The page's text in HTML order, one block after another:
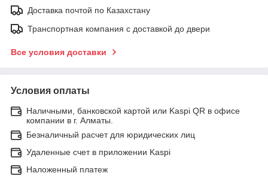
Доставка почтой по Казахстану
Транспортная компания с доставкой до двери
Все условия доставки
Условия оплаты
Наличными, банковской картой или Kaspi QR в офисе
компании в г. Алматы.
Безналичный расчет для юридических лиц
Удаленные счет в приложении Kaspi
Наложенный платеж